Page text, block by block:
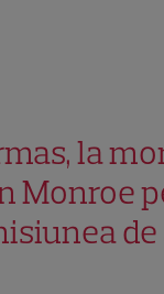
la
Monroe